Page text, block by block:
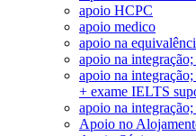
apoio HCPC
apoio medico
apoio na
apoio na
apoio na
+ exame IELTS
apoio na
Apoio no